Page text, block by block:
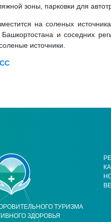
зоны, парковки для
на соленых
и соседних
источники.
ТУРИЗМА
ЗДОРОВЬЯ